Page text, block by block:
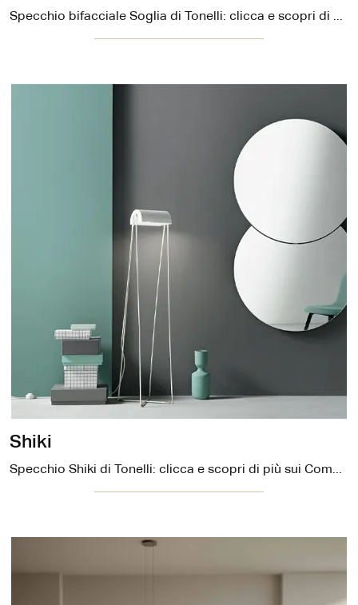
Specchio bifacciale Soglia di Tonelli: clicca e scopri di più sui Complementi e specchi moderni senza cornice del noto e conosciuto marchio!
Shiki
Specchio Shiki di Tonelli: clicca e scopri di più sui Complementi e specchi moderni senza cornice del noto e conosciuto marchio!